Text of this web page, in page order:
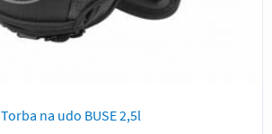
Torba na udo BUSE 2,5l